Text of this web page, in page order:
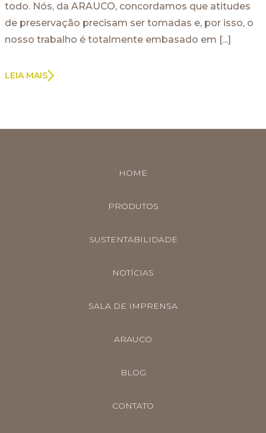
todo. Nós, da ARAUCO, concordamos que atitudes
de preservação precisam ser tomadas e, por isso, o
nosso trabalho é totalmente embasado em [...]
LEIA MAIS
HOME
PRODUTOS
SUSTENTABILIDADE
NOTÍCIAS
SALA DE IMPRENSA
ARAUCO
BLOG
CONTATO